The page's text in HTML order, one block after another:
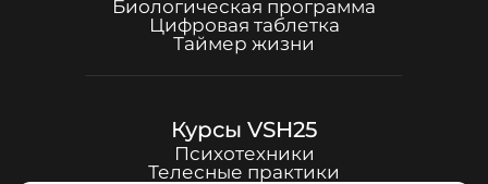
Биологическая программа
Цифровая таблетка
Таймер жизни
Курсы VSH25
Психотехники
Телесные практики